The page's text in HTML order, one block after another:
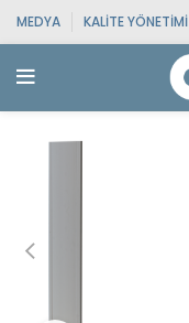
MEDYA KALITE YÖNETIMI